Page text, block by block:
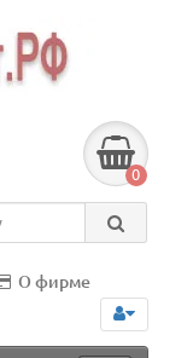
0
О фирме